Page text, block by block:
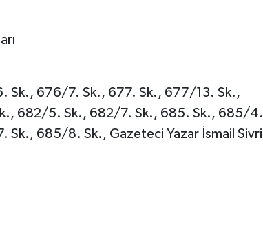
Sk., 676/7. Sk., 677. Sk., 677/13. Sk.,
682/5. Sk., 682/7. Sk., 685. Sk., 685/4.
685/8. Sk., Gazeteci Yazar İsmail Sivri